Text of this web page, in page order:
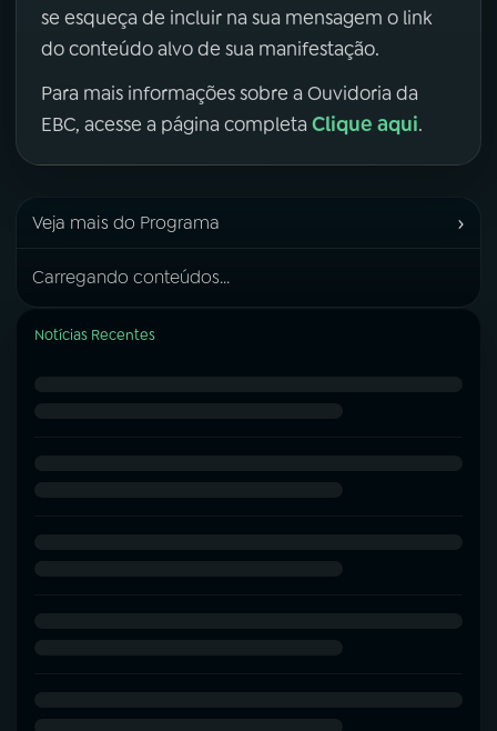
se esqueça de incluir na sua mensagem o link
do conteúdo alvo de sua manifestação.
Para mais informações sobre a Ouvidoria da
EBC, acesse a página completa Clique aqui.
Veja mais do Programa ›
Carregando conteúdos...
Notícias Recentes